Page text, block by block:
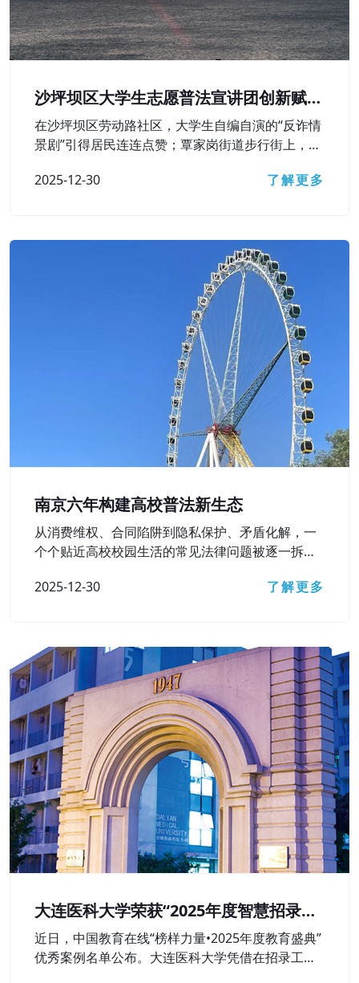
沙坪坝区大学生志愿普法宣讲团创新赋能
基层普法之路
在沙坪坝区劳动路社区，大学生自编自演的“反诈情
景剧”引得居民连连点赞；覃家岗街道步行街上，一
弄懂了遗嘱效力、高空抛物责任等法律知识
2025-12-30 了解更多
南京六年构建高校普法新生态
从消费维权、合同陷阱到隐私保护、矛盾化解，一
个个贴近高校校园生活的常见法律问题被逐一拆
进高校”活动之“‘检’爱青春 ‘宁’护未来”主题直播访谈
2025-12-30 了解更多
大连医科大学荣获“2025年度智慧招录较
好本科高校”奖
近日，中国教育在线“榜样力量•2025年度教育盛典”
优秀案例名单公布。大连医科大学凭借在招录工作